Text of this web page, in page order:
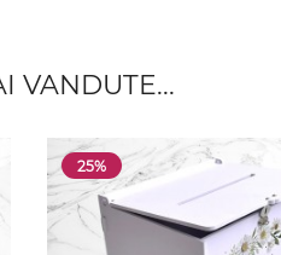
VANDUTE...
25%